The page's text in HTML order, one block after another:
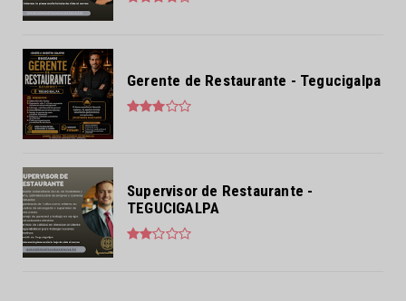
Gerente de Restaurante - Tegucigalpa
Supervisor de Restaurante -
TEGUCIGALPA